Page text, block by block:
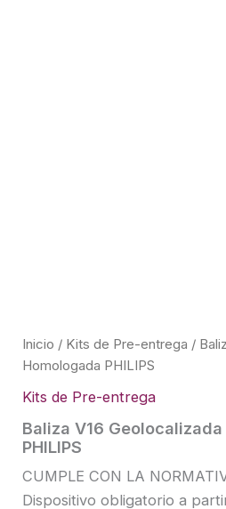
Inicio / Kits de Pre-entrega /
Homologada PHILIPS
Kits de Pre-entrega
Baliza V16
PHILIPS
CUMPLE CON LA
Dispositivo obligatorio a